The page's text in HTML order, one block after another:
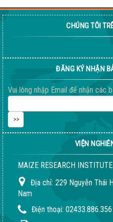
Quy trình
CHÚNG TÔI
ĐĂNG KÝ NHẬN
Vui lòng nhập Email để nhận các
VIỆN
MAIZE RESEARCH
Địa chỉ: 229 Nguyễn Thái
Nam
Điện thoại: 02433.886.356